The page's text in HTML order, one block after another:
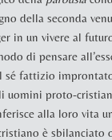
della seconda
in un vivere al
di pensare
sé fattizio
uomini proto-
alla loro vita
è sbilanciato